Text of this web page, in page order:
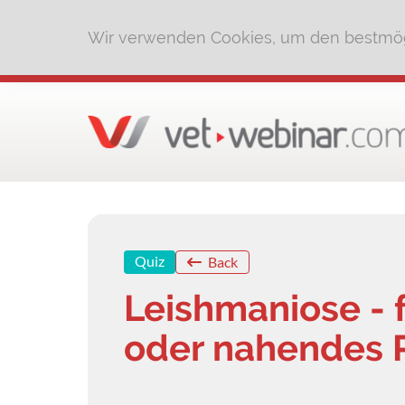
Wir verwenden Cookies, um den
Quiz Back
Leishmaniose -
oder nahendes